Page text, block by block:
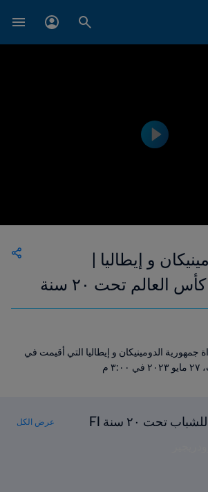
و إيطاليا |
المجموعة ٤ | كأس العالم تحت ٢٠ سنة
الدومينيكان و إيطاليا التي أقيمت في
م
أخبار كأس العالم للشباب تحت ٢٠ سنة FI
عرض الكل